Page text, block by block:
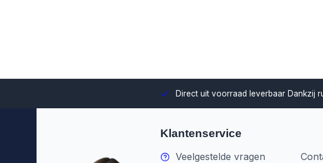
Direct uit voorraad leverbaar Dankzij
Klantenservice
Veelgestelde vragen